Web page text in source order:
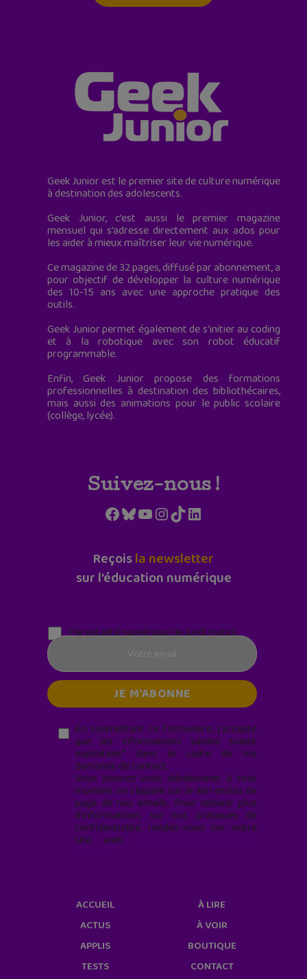
Geek Junior est le premier site de culture numérique
à destination des adolescents.
Geek Junior, c’est aussi le premier magazine
mensuel qui s’adresse directement aux ados pour
les aider à mieux maîtriser leur vie numérique.
Ce magazine de 32 pages, diffusé par abonnement, a
pour objectif de développer la culture numérique
des 10-15 ans avec une approche pratique des
outils.
Geek Junior permet également de s'initier au coding
et à la robotique avec son robot éducatif
programmable.
Enfin, Geek Junior propose des formations
professionnelles à destination des bibliothécaires,
mais aussi des animations pour le public scolaire
(collège, lycée).
Suivez-nous !
Facebook
Bluesky
YouTube
Instagram
TikTokLinkedIn
Reçoisla newsletter
sur l'éducation numérique
Parentalité numérique (le lundi matin)
En soumettant ce formulaire, j’accepte
que les informations saisies soient
exploitées* dans le cadre de ma
demande de contact.
Vous pouvez vous désabonner à tout
moment en cliquant sur le lien en bas de
page de nos emails. Pour obtenir plus
d'informations sur nos pratiques de
confidentialité, rendez-vous sur notre
site web
ACCUEIL
ACTUS
APPLIS
TESTS
À LIRE
À VOIR
BOUTIQUE
CONTACT